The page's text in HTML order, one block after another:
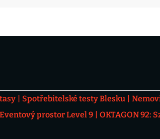
Spotřebitelské testy Blesku
Eventový prostor Level 9 OKTAGON 92: